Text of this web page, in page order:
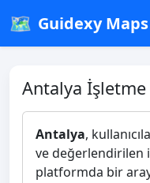
🗺️ Guidexy Maps
Antalya İşletme
Antalya,
ve değerlendirilen
platformda bir